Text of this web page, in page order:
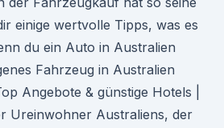
einige wertvolle Tipps, was es
du ein Auto in Australien
Fahrzeug in Australien
Angebote & günstige Hotels |
Ureinwohner Australiens, der